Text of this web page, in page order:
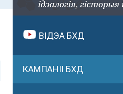
ВІДЭА БХД
КАМПАНІІ БХД